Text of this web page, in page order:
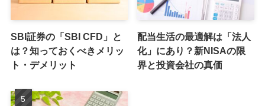
SBI証券の「SBI CFD」と
は？知っておくべきメリッ
ト・デメリット
配当生活の最適解は「法人
化」にあり？新NISAの限
界と投資会社の真価